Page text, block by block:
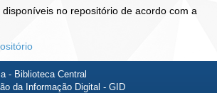
no repositório de acordo com a
- Biblioteca Central
da Informação Digital - GID